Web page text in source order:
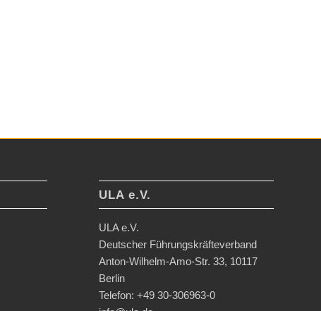
ULA e.V.
ULA e.V.
Deutscher Führungskräfteverband
Anton-Wilhelm-Amo-Str. 33, 10117
Berlin
Telefon: +49 30-306963-0